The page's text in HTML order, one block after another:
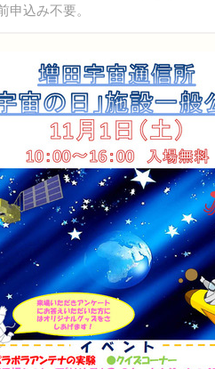
申込み不要。